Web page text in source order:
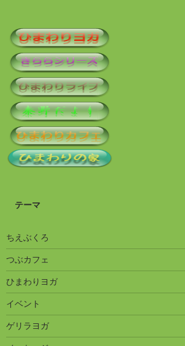
テーマ
ちえぶくろ
つぶカフェ
ひまわりヨガ
イベント
ゲリラヨガ